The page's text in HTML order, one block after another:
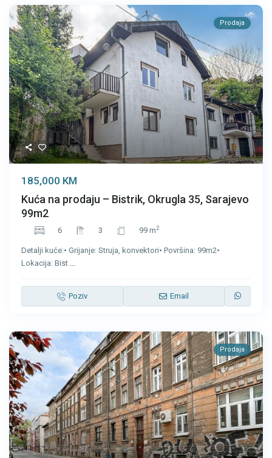
Prodaja
185,000 KM
Kuća na prodaju – Bistrik, Okrugla 35, Sarajevo
99m2
6 3 99 m2
Detalji kuće:• Grijanje: Struja, konvektori• Površina: 99m2•
Lokacija: Bist ...
Poziv Email
Prodaja